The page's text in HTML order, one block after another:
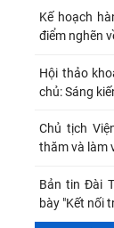
Kế hoạch
điểm nghẽn
Hội thảo
chủ: Sáng
Chủ tịch
thăm và làm
Bản tin Đài
bày "Kết nối